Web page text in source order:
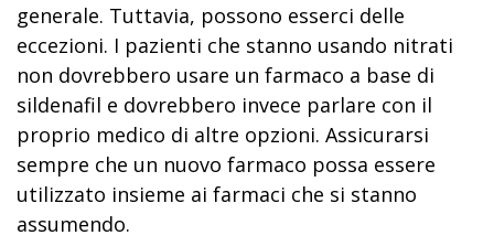
generale. Tuttavia, possono esserci delle
eccezioni. I pazienti che stanno usando nitrati
non dovrebbero usare un farmaco a base di
sildenafil e dovrebbero invece parlare con il
proprio medico di altre opzioni. Assicurarsi
sempre che un nuovo farmaco possa essere
utilizzato insieme ai farmaci che si stanno
assumendo.